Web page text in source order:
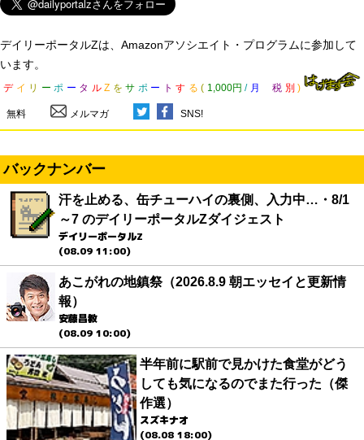
デイリーポータルZは、Amazonアソシエイト・プログラムに参加して
います。
デ イ リ ー ポ ー タ ル Z を サ ポ ー ト す る ( 1,000円 / 月 税 別 )
無料 メルマガ SNS!
バックナンバー
汗を止める、缶チューハイの裏側、入力中…・8/1
～7 のデイリーポータルZダイジェスト
デイリーポータルZ
(08.09 11:00)
あこがれの地鎮祭（2026.8.9 朝エッセイと更新情
報）
安藤昌教
(08.09 10:00)
半年前に駅前で見かけた食堂がどう
しても気になるのでまた行った（傑
作選）
スズキナオ
(08.08 18:00)